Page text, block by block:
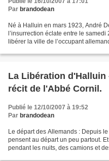
Par brandodean
Né à Halluin en mars 1923, André
l’insurrection éclate entre le
libérer la ville de l’occupant
La Libération d'Halluin
récit de l'Abbé Cornil.
Publié le 12/10/2007 à 19:52
Par brandodean
Le départ des Allemands : Depuis
pensent au départ un peu partout.
pendant les nuits, des camions et